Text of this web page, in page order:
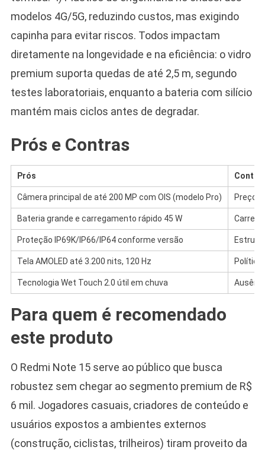
modelos 4G/5G, reduzindo custos, mas exigindo
capinha para evitar riscos. Todos impactam
diretamente na longevidade e na eficiência: o vidro
premium suporta quedas de até 2,5 m, segundo
testes laboratoriais, enquanto a bateria com silício
mantém mais ciclos antes de degradar.
Prós e Contras
Prós
Câmera principal de até 200 MP com OIS (modelo Pro) Preço
Bateria grande e carregamento rápido 45 W
Proteção IP69K/IP66/IP64 conforme versão
Tela AMOLED até 3.200 nits, 120 Hz
Tecnologia Wet Touch 2.0 útil em chuva
Para quem é recomendado
este produto
O Redmi Note 15 serve ao público que busca
robustez sem chegar ao segmento premium de R$
6 mil. Jogadores casuais, criadores de conteúdo e
usuários expostos a ambientes externos
(construção, ciclistas, trilheiros) tiram proveito da